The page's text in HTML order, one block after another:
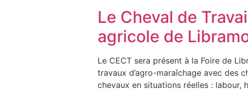
Le Cheval de
agricole de
Le CECT sera présent à la Foire de
travaux d’agro-maraîchage avec des
chevaux en situations réelles : labour,